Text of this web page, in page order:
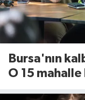
Bursa'nın
O 15 mahalle